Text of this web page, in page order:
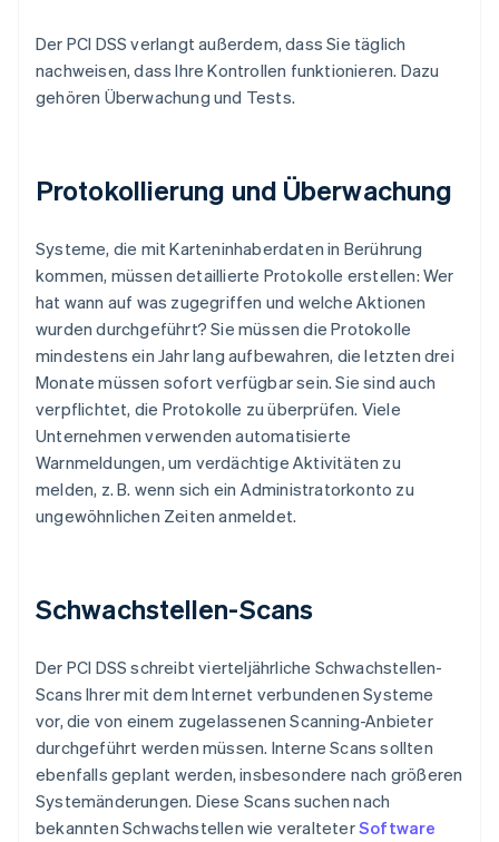
Der PCI DSS verlangt außerdem, dass Sie täglich
nachweisen, dass Ihre Kontrollen funktionieren. Dazu
gehören Überwachung und Tests.
Protokollierung und Überwachung
Systeme, die mit Karteninhaberdaten in Berührung
kommen, müssen detaillierte Protokolle erstellen: Wer
hat wann auf was zugegriffen und welche Aktionen
wurden durchgeführt? Sie müssen die Protokolle
mindestens ein Jahr lang aufbewahren, die letzten drei
Monate müssen sofort verfügbar sein. Sie sind auch
verpflichtet, die Protokolle zu überprüfen. Viele
Unternehmen verwenden automatisierte
Warnmeldungen, um verdächtige Aktivitäten zu
melden, z. B. wenn sich ein Administratorkonto zu
ungewöhnlichen Zeiten anmeldet.
Schwachstellen-Scans
Der PCI DSS schreibt vierteljährliche Schwachstellen-
Scans Ihrer mit dem Internet verbundenen Systeme
vor, die von einem zugelassenen Scanning-Anbieter
durchgeführt werden müssen. Interne Scans sollten
ebenfalls geplant werden, insbesondere nach größeren
Systemänderungen. Diese Scans suchen nach
bekannten Schwachstellen wie veralteterSoftware